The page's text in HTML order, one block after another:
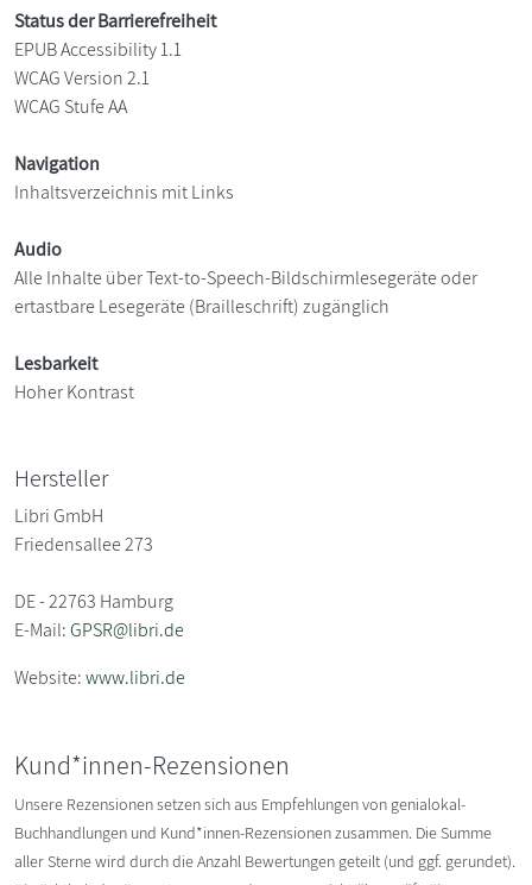
Status der Barrierefreiheit
EPUB Accessibility 1.1
WCAG Version 2.1
WCAG Stufe AA
Navigation
Inhaltsverzeichnis mit Links
Audio
Alle Inhalte über Text-to-Speech-Bildschirmlesegeräte oder
ertastbare Lesegeräte (Brailleschrift) zugänglich
Lesbarkeit
Hoher Kontrast
Hersteller
Libri GmbH
Friedensallee 273
DE - 22763 Hamburg
E-Mail:GPSR@libri.de
Website:www.libri.de
Kund*innen-Rezensionen
Unsere Rezensionen setzen sich aus Empfehlungen von genialokal-
Buchhandlungen und Kund*innen-Rezensionen zusammen. Die Summe
aller Sterne wird durch die Anzahl Bewertungen geteilt (und ggf. gerundet).